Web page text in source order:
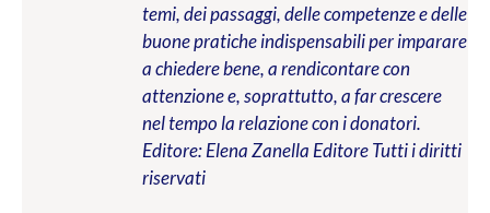
temi, dei passaggi, delle competenze e delle
buone pratiche indispensabili per imparare
a chiedere bene, a rendicontare con
attenzione e, soprattutto, a far crescere
nel tempo la relazione con i donatori.
Editore: Elena Zanella EditoreTutti i diritti
riservati